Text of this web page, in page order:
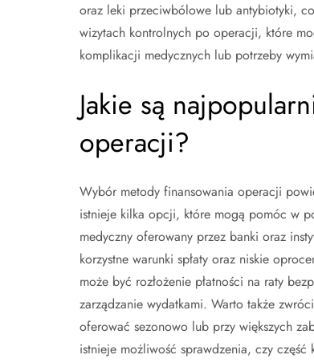
oraz leki przeciwbólowe lub antybiotyki,
wizytach kontrolnych po operacji, które
komplikacji medycznych lub potrzeby
Jakie są
operacji?
Wybór metody finansowania operacji
istnieje kilka opcji, które mogą pomóc w
medyczny oferowany przez banki oraz
korzystne warunki spłaty oraz niskie
może być rozłożenie płatności na raty
zarządzanie wydatkami. Warto także
oferować sezonowo lub przy większych
istnieje możliwość sprawdzenia, czy